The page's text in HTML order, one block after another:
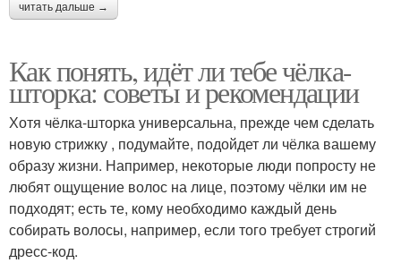
читать дальше →
Как понять, идёт ли тебе чёлка-
шторка: советы и рекомендации
Хотя чёлка-шторка универсальна, прежде чем сделать
новую стрижку , подумайте, подойдет ли чёлка вашему
образу жизни. Например, некоторые люди попросту не
любят ощущение волос на лице, поэтому чёлки им не
подходят; есть те, кому необходимо каждый день
собирать волосы, например, если того требует строгий
дресс-код.